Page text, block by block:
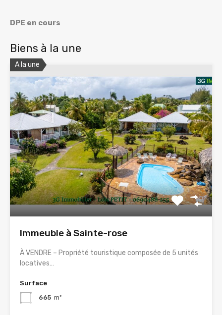
DPE en cours
Biens à la une
A la une
Immeuble à Sainte-rose
À VENDRE – Propriété touristique composée de 5 unités
locatives…
Surface
665 m²